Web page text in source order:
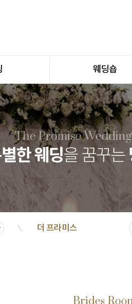
웨딩숍
The Promise
한 웨딩을 꿈꾸는
더 프라미스
Brides